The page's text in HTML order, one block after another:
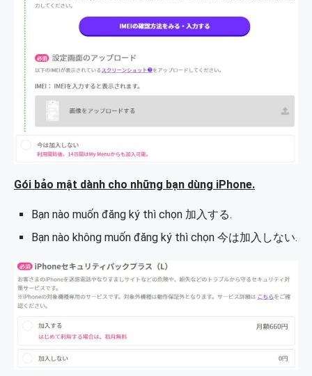
Gói bảo mật dành cho những bạn dùng iPhone.
Bạn nào muốn đăng ký thì chọn 加入する.
Bạn nào không muốn đăng ký thì chọn 今は加入しない.